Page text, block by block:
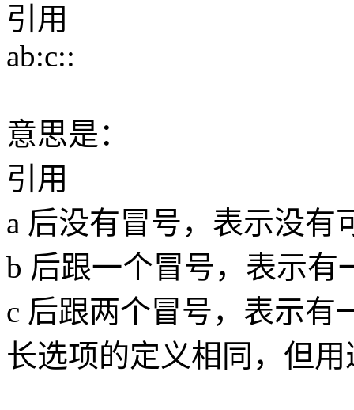
引用
ab:c::
意思是：
引用
a 后没有冒号，表示没有
b 后跟一个冒号，表示有
c 后跟两个冒号，表示有
长选项的定义相同，但